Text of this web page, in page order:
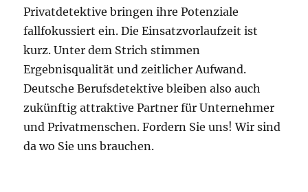
Privatdetektive bringen ihre Potenziale
fallfokussiert ein. Die Einsatzvorlaufzeit ist
kurz. Unter dem Strich stimmen
Ergebnisqualität und zeitlicher Aufwand.
Deutsche Berufsdetektive bleiben also auch
zukünftig attraktive Partner für Unternehmer
und Privatmenschen. Fordern Sie uns! Wir sind
da wo Sie uns brauchen.